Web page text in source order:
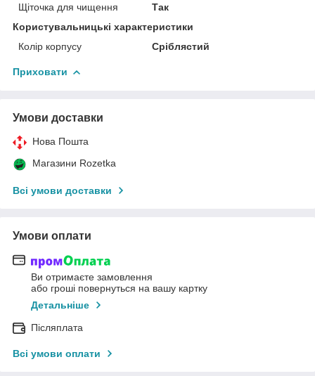
Щіточка для чищення
Так
Користувальницькі характеристики
Колір корпусу
Сріблястий
Приховати
Умови доставки
Нова Пошта
Магазини Rozetka
Всі умови доставки
Умови оплати
Ви отримаєте замовлення
або гроші повернуться на вашу картку
Детальніше
Післяплата
Всі умови оплати